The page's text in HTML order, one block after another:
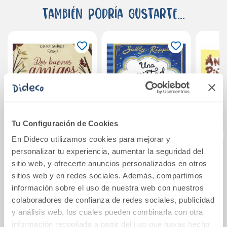
Tu Configuración de Cookies
En Dideco utilizamos cookies para mejorar y
personalizar tu experiencia, aumentar la seguridad del
sitio web, y ofrecerte anuncios personalizados en otros
sitios web y en redes sociales. Además, compartimos
información sobre el uso de nuestra web con nuestros
colaboradores de confianza de redes sociales, publicidad
y análisis web, los cuales pueden combinarla con otra
información recopilada a partir del uso que hayas hecho
También podría gustarte...
Dos buenos
amigos
11,15€
Comprar
Una amistad
monstruosa 1. La
bruja rebelde y el
monstruo sensible
16,95€
Comprar
Pack